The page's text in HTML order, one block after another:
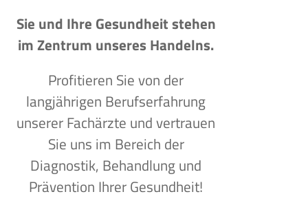
Sie und Ihre Gesundheit stehen
im Zentrum unseres Handelns.
Profitieren Sie von der
langjährigen Berufserfahrung
unserer Fachärzte und vertrauen
Sie uns im Bereich der
Diagnostik, Behandlung und
Prävention Ihrer Gesundheit!